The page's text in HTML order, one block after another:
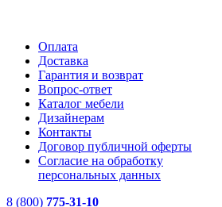
Оплата
Доставка
Гарантия и возврат
Вопрос-ответ
Каталог мебели
Дизайнерам
Контакты
Договор публичной оферты
Согласие на обработку
персональных данных
8 (800) 775-31-10